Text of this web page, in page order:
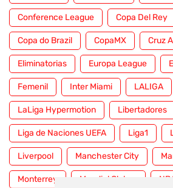
Conference League Copa Del Rey
Copa do Brazil CopaMX Cruz
Eliminatorias Europa League
Femenil Inter Miami LALIGA
LaLiga Hypermotion Libertadores
Liga de Naciones UEFA Liga1
Liverpool Manchester City
Monterrey Mundial Clubes